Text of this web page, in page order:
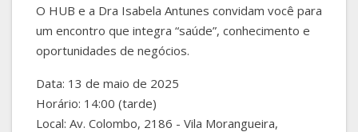
O HUB e a Dra Isabela Antunes convidam você para
um encontro que integra “saúde”, conhecimento e
oportunidades de negócios.
Data: 13 de maio de 2025
Horário: 14:00 (tarde)
Local: Av. Colombo, 2186 - Vila Morangueira,